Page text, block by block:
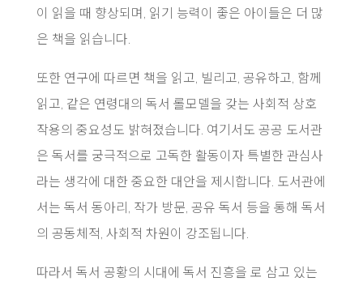
이 읽을 때 향상되며, 읽기 능력이 좋은 아이들은 더 많
은 책을 읽습니다.
또한 연구에 따르면 책을 읽고, 빌리고, 공유하고, 함께
읽고, 같은 연령대의 독서 롤모델을 갖는 사회적 상호
작용의 중요성도 밝혀졌습니다. 여기서도 공공 도서관
은 독서를 궁극적으로 고독한 활동이자 특별한 관심사
라는 생각에 대한 중요한 대안을 제시합니다. 도서관에
서는 독서 동아리, 작가 방문, 공유 독서 등을 통해 독서
의 공동체적, 사회적 차원이 강조됩니다.
따라서 독서 공황의 시대에 독서 진흥을 로 삼고 있는